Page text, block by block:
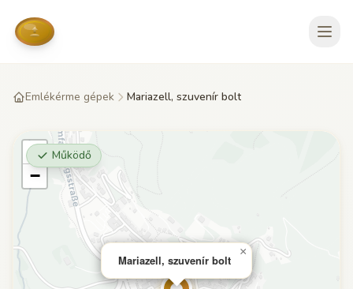
Emlékérme gépek Mariazell, szuvenír bolt
Mariazell, szuvenír bolt
×
+
−
Működő